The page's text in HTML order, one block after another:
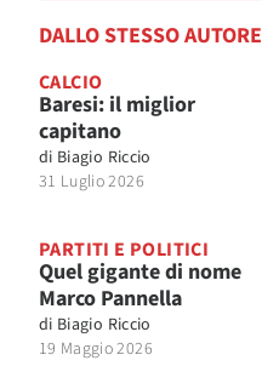
DALLO STESSO AUTORE
CALCIO
Baresi: il miglior
capitano
di Biagio Riccio
31 Luglio 2026
PARTITI E POLITICI
Quel gigante di nome
Marco Pannella
di Biagio Riccio
19 Maggio 2026